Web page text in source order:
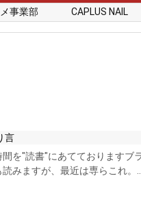
事業部 CAPLUS NAIL
言
を"読書"にあてておりますブ
みますが、最近は専らこれ。...